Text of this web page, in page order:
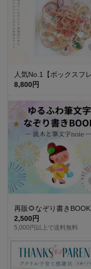
8,800円
再販🌻なぞり書きBOOK
2,500円
5,000円以上で送料無料